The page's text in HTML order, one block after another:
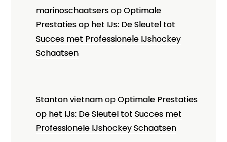
marinoschaatsersopOptimale
Prestaties op het IJs: De Sleutel tot
Succes met Professionele IJshockey
Schaatsen
Stanton vietnamopOptimale Prestaties
op het IJs: De Sleutel tot Succes met
Professionele IJshockey Schaatsen